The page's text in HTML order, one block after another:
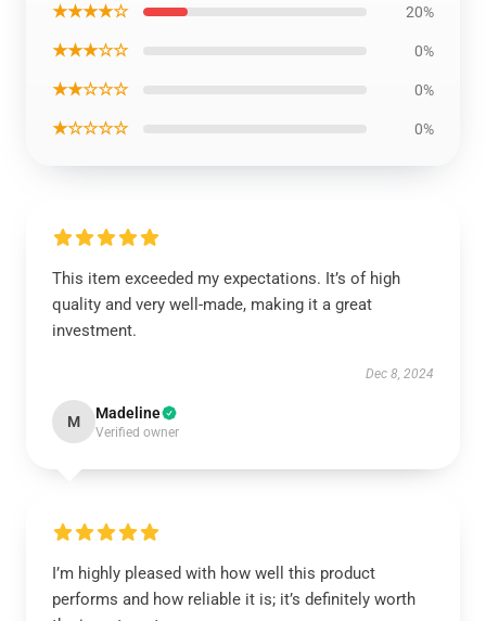
★★★★☆ 20%
★★★☆☆ 0%
★★☆☆☆ 0%
★☆☆☆☆ 0%
This item exceeded my expectations. It’s of high
quality and very well-made, making it a great
investment.
Dec 8, 2024
M Madeline
Verified owner
I’m highly pleased with how well this product
performs and how reliable it is; it’s definitely worth